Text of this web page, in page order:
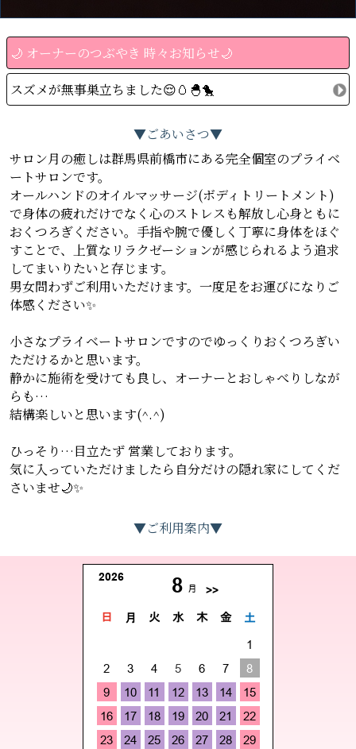
🌙 オーナーのつぶやき 時々お知らせ🌙
スズメが無事巣立ちました😌🥚🐣🐤
▼ごあいさつ▼
サロン月の癒しは群馬県前橋市にある完全個室のプライベ
ートサロンです。
オールハンドのオイルマッサージ(ボディトリートメント)
で身体の疲れだけでなく心のストレスも解放し心身ともに
おくつろぎください。手指や腕で優しく丁寧に身体をほぐ
すことで、上質なリラクゼーションが感じられるよう追求
してまいりたいと存じます。
男女問わずご利用いただけます。一度足をお運びになりご
体感ください✨
小さなプライベートサロンですのでゆっくりおくつろぎい
ただけるかと思います。
静かに施術を受けても良し、オーナーとおしゃべりしなが
らも…
結構楽しいと思います(^.^)
ひっそり…目立たず 営業しております。
気に入っていただけましたら自分だけの隠れ家にしてくだ
さいませ🌙✨
▼ご利用案内▼